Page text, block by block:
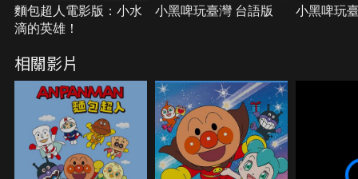
麵包超人電影版：小水
滴的英雄！
小黑啤玩臺灣 台語版 小黑啤玩
相關影片